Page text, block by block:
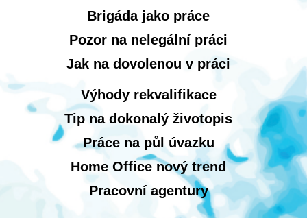
Brigáda jako práce
Pozor na nelegální práci
Jak na dovolenou v práci
Výhody rekvalifikace
Tip na dokonalý životopis
Práce na půl úvazku
Home Office nový trend
Pracovní agentury